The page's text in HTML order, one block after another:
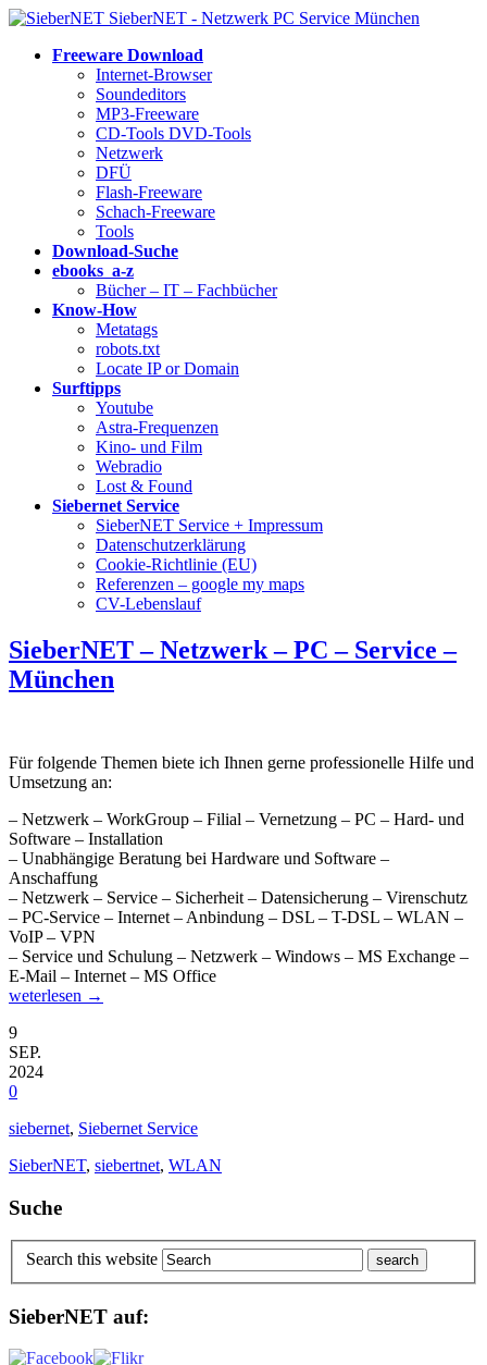
SieberNET - Netzwerk PC Service München
Freeware Download
Internet-Browser
Soundeditors
MP3-Freeware
CD-Tools DVD-Tools
Netzwerk
DFÜ
Flash-Freeware
Schach-Freeware
Tools
Download-Suche
ebooks a-z
Bücher – IT – Fachbücher
Know-How
Metatags
robots.txt
Locate IP or Domain
Surftipps
Youtube
Astra-Frequenzen
Kino- und Film
Webradio
Lost & Found
Siebernet Service
SieberNET Service + Impressum
Datenschutzerklärung
Cookie-Richtlinie (EU)
Referenzen – google my maps
CV-Lebenslauf
SieberNET – Netzwerk – PC – Service –
München
Für folgende Themen biete ich Ihnen gerne professionelle Hilfe und
Umsetzung an:
– Netzwerk – WorkGroup – Filial – Vernetzung – PC – Hard- und
Software – Installation
– Unabhängige Beratung bei Hardware und Software –
Anschaffung
– Netzwerk – Service – Sicherheit – Datensicherung – Virenschutz
– PC-Service – Internet – Anbindung – DSL – T-DSL – WLAN –
VoIP – VPN
– Service und Schulung – Netzwerk – Windows – MS Exchange –
E-Mail – Internet – MS Office
weterlesen →
9
SEP.
2024
0
siebernet, Siebernet Service
SieberNET, siebertnet, WLAN
Suche
Search this website
SieberNET auf: